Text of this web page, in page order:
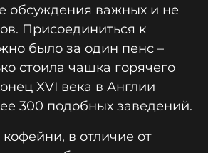
обсуждения важных и не
Присоединиться к
было за один пенс –
стоила чашка горячего
XVI века в Англии
300 подобных заведений.
в отличие от